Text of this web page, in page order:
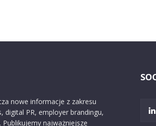
nowe informacje z zakresu
digital PR, employer brandingu,
Publikujemy najważniejsze